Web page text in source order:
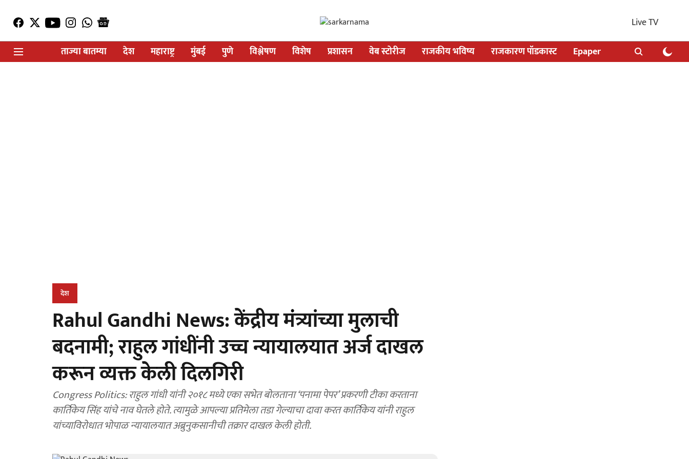
Live TV
ताज्या बातम्या
देश महाराष्ट्र मुंबई पुणे विश्लेषण विशेष प्रशासन वेब स्टोरीज राजकीय भविष्य राजकारण पॉडकास्ट Epaper
देश
Rahul Gandhi News: केंद्रीय मंंत्र्यांच्या मुलाची
बदनामी; राहुल गांधींनी उच्च न्यायालयात अर्ज दाखल
करून व्यक्त केली दिलगिरी
Congress Politics: राहुल गांधी यांनी २०१८ मध्ये एका सभेत बोलताना ‘पनामा पेपर’ प्रकरणी टीका करताना
कार्तिकेय सिंह यांचे नाव घेतले होते. त्यामुळे आपल्या प्रतिमेला तडा गेल्याचा दावा करत कार्तिकेय यांनी राहुल
यांच्याविरोधात भोपाळ न्यायालयात अब्रुनुकसानीची तक्रार दाखल केली होती.